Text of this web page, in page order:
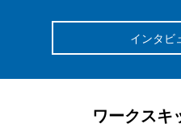
インタビ
ワークスキ